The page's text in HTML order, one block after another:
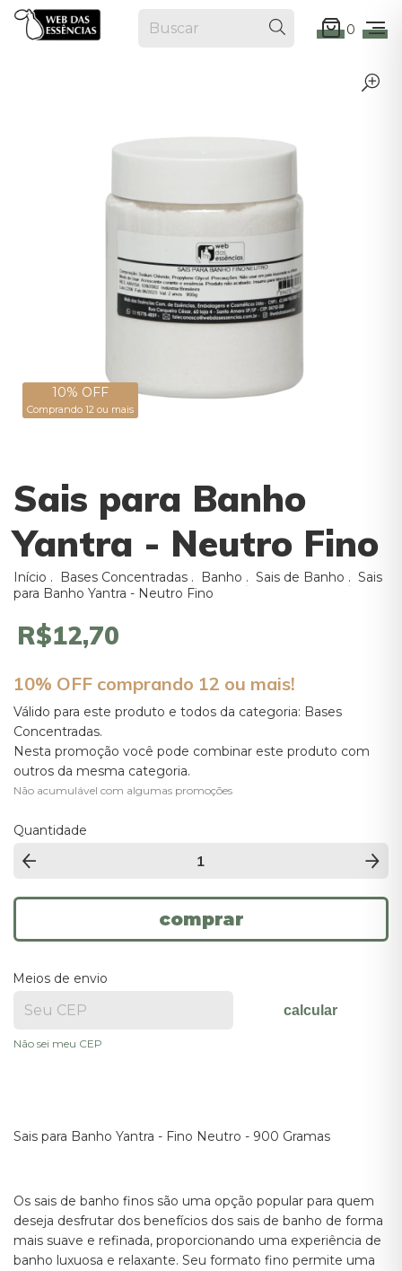
0
Sais para Banho
Yantra - Neutro Fino
Início . Bases Concentradas . Banho . Sais de Banho . Sais
para Banho Yantra - Neutro Fino
R$12,70
10% OFF comprando 12 ou mais!
Válido para este produto e todos da categoria: Bases
Concentradas.
Nesta promoção você pode combinar este produto com
outros da mesma categoria.
Não acumulável com algumas promoções
Quantidade
Meios de envio
calcular
Não sei meu CEP
Sais para Banho Yantra - Fino Neutro - 900 Gramas
Os sais de banho finos são uma opção popular para quem
deseja desfrutar dos benefícios dos sais de banho de forma
mais suave e refinada, proporcionando uma experiência de
banho luxuosa e relaxante. Seu formato fino permite uma
10% OFF
Comprando 12 ou mais